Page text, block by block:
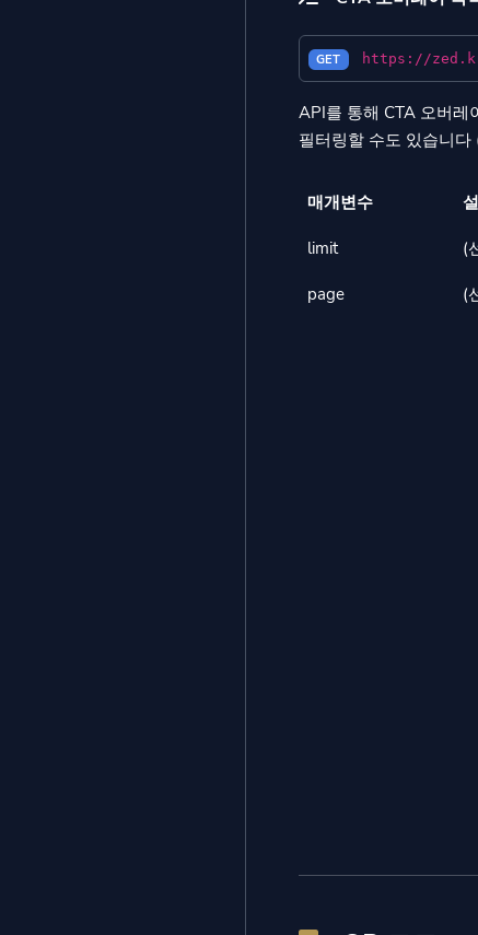
GET https://
API를 통해 CTA 오버레
필터링할 수도 있습니
매개변수
limit (
page (